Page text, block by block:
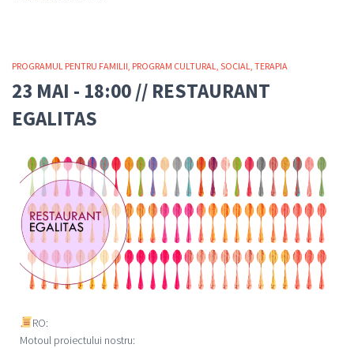
PROGRAMUL PENTRU FAMILII PROGRAM CULTURAL SOCIAL TERAPIA
23 MAI - 18:00 // RESTAURANT
EGALITAS
RO:
Motoul proiectului nostru: